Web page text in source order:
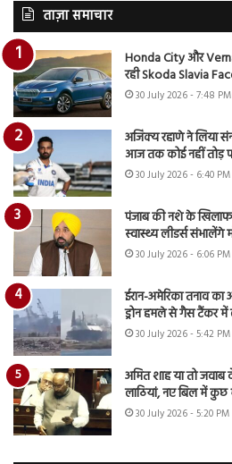
ताज़ा समाचार
Honda City और
रही Skoda Slavia
30 July 2026 - 7:48 PM
अजिंक्य रहाणे ने लिया
आज तक कोई नहीं तोड़
30 July 2026 - 6:40 PM
पंजाब की नशे के
स्वास्थ्य लीडर्स संभालेंगे
30 July 2026 - 6:06 PM
ईरान-अमेरिका तनाव का
ड्रोन हमले से गैस टैंकर
30 July 2026 - 5:42 PM
अमित शाह या तो जवाब
लाठियां, नए बिल में कुछ
30 July 2026 - 5:20 PM